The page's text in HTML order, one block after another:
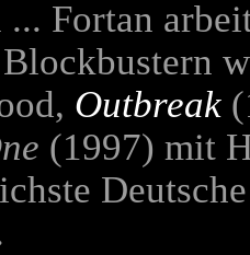
Fortan
Blockbustern
Outbreak
(1997) mit